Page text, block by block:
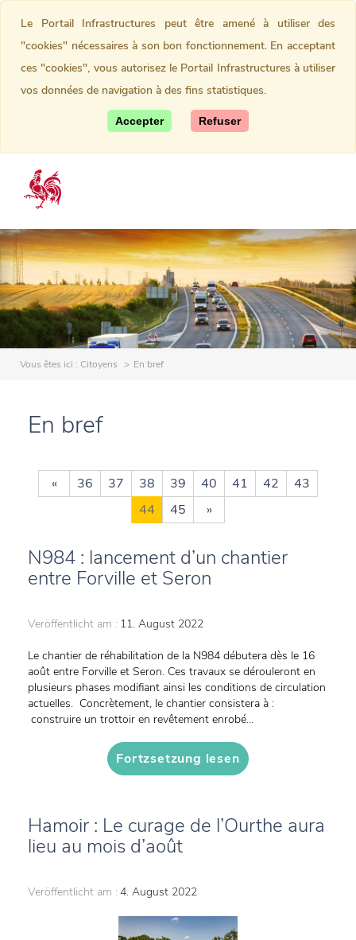
Vous êtes ici : Citoyens En bref
En bref
« 36 37 38 39 40 41 42
43
44
45 »
N984 : lancement d’un chantier
entre Forville et Seron
Veröffentlicht am : 11. August 2022
Le chantier de réhabilitation de la N984 débutera dès le 16
août entre Forville et Seron. Ces travaux se dérouleront en
plusieurs phases modifiant ainsi les conditions de circulation
actuelles. Concrètement, le chantier consistera à :
construire un trottoir en revêtement enrobé...
Fortzsetzung lesen
Hamoir : Le curage de l’Ourthe aura
lieu au mois d’août
Veröffentlicht am : 4. August 2022
Le Portail Infrastructures peut être amené à utiliser des
"cookies" nécessaires à son bon fonctionnement. En acceptant
ces "cookies", vous autorisez le Portail Infrastructures à utiliser
vos données de navigation à des fins statistiques.
Accepter Refuser